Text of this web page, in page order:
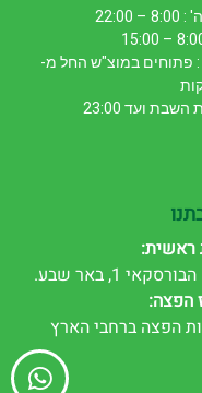
פתוחים במוצ"ש החל מ-
ועד 23:00
ראשית:
1, באר שבע.
הפצה:
הפצה ברחבי הארץ